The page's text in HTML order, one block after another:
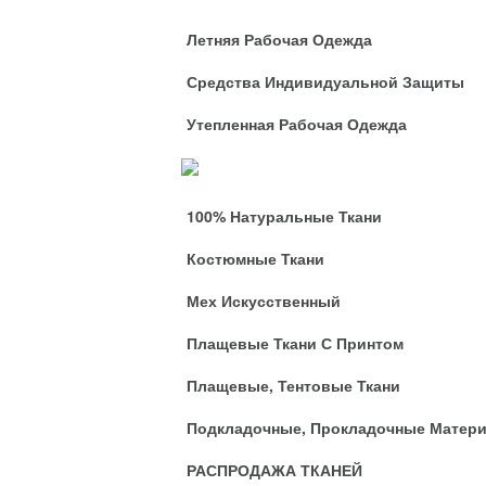
Летняя Рабочая Одежда
Средства Индивидуальной Защиты
Утепленная Рабочая Одежда
100% Натуральные Ткани
Костюмные Ткани
Мех Искусственный
Плащевые Ткани С Принтом
Плащевые, Тентовые Ткани
Подкладочные, Прокладочные
РАСПРОДАЖА ТКАНЕЙ